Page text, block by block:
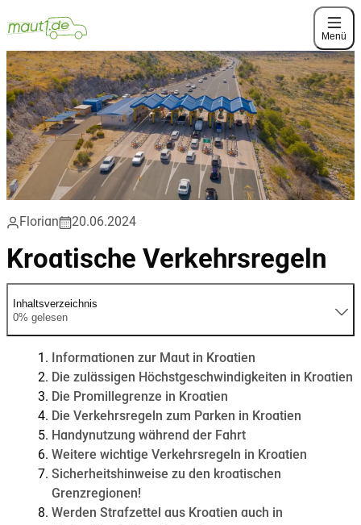
Menü
Florian 20.06.2024
Kroatische Verkehrsregeln
Inhaltsverzeichnis
0% gelesen
Informationen zur Maut in Kroatien
Die zulässigen Höchstgeschwindigkeiten in Kroatien
Die Promillegrenze in Kroatien
Die Verkehrsregeln zum Parken in Kroatien
Handynutzung während der Fahrt
Weitere wichtige Verkehrsregeln in Kroatien
Sicherheitshinweise zu den kroatischen
Grenzregionen!
Werden Strafzettel aus Kroatien auch in